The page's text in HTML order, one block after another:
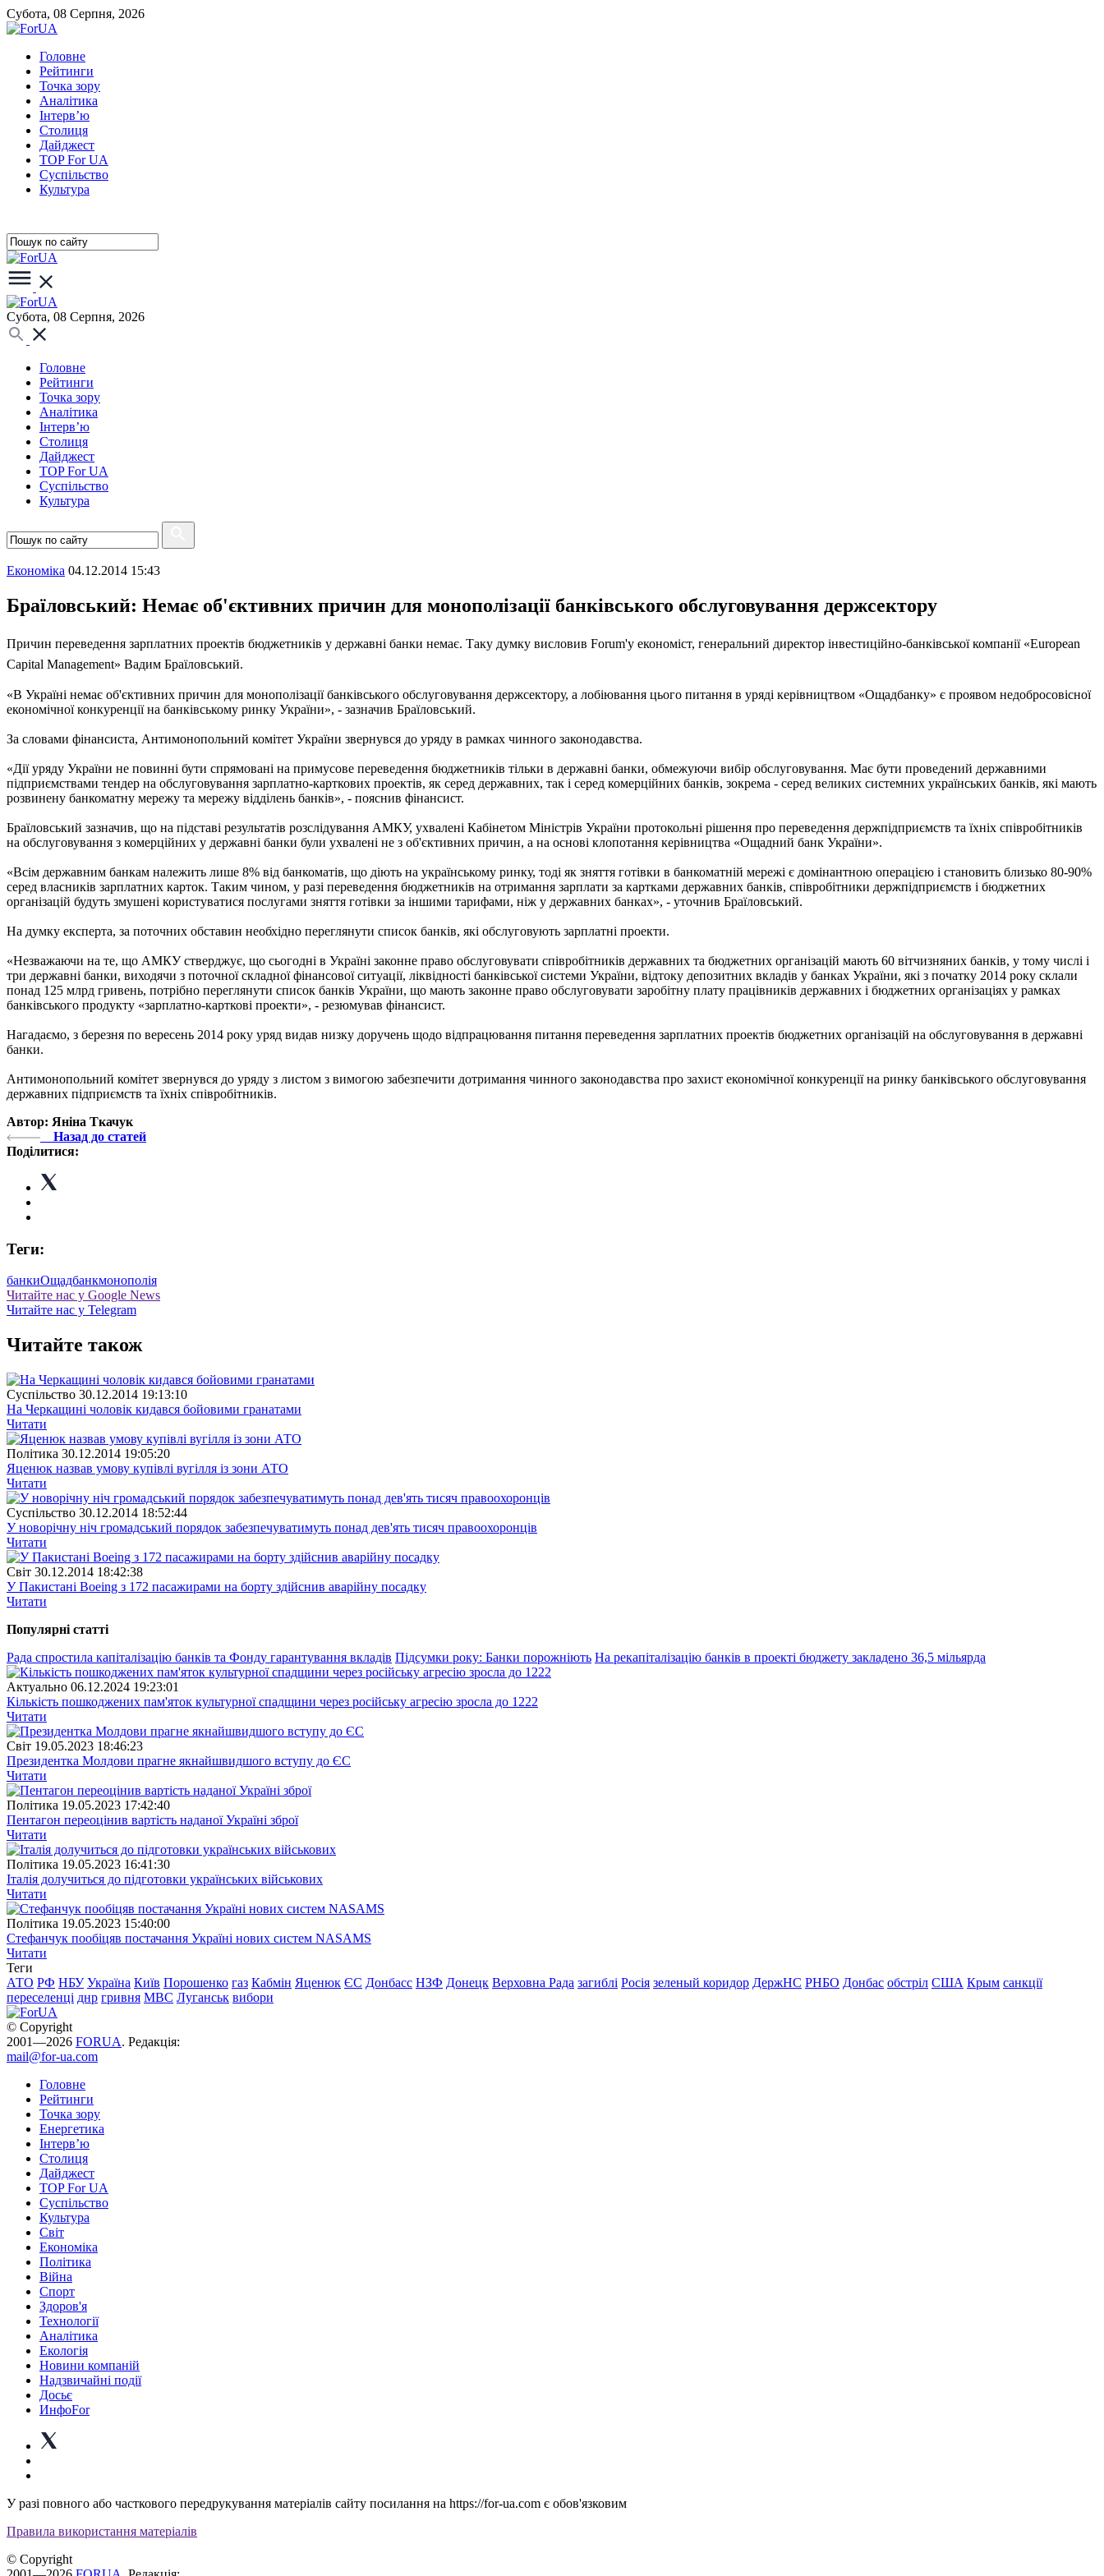
Субота, 08 Серпня, 2026
Головне
Рейтинги
Точка зору
Аналітика
Інтерв’ю
Столиця
Дайджест
TOP For UA
Суспiльство
Культура
Субота, 08 Серпня, 2026
Головне
Рейтинги
Точка зору
Аналітика
Інтерв’ю
Столиця
Дайджест
TOP For UA
Суспiльство
Культура
Економіка 04.12.2014 15:43
Браїловський: Немає об'єктивних причин для монополізації банківського обслуговування держсектору
Причин переведення зарплатних проектів бюджетників у державні банки немає. Таку думку висловив Forum'у економіст, генеральний директор інвестиційно-банківської компанії «European
Capital Management» Вадим Браїловський.
«В Україні немає об'єктивних причин для монополізації банківського обслуговування держсектору, а лобіювання цього питання в уряді керівництвом «Ощадбанку» є проявом недобросовісної
економічної конкуренції на банківському ринку України», - зазначив Браїловський.
За словами фінансиста, Антимонопольний комітет України звернувся до уряду в рамках чинного законодавства.
«Дії уряду України не повинні бути спрямовані на примусове переведення бюджетників тільки в державні банки, обмежуючи вибір обслуговування. Має бути проведений державними
підприємствами тендер на обслуговування зарплатно-карткових проектів, як серед державних, так і серед комерційних банків, зокрема - серед великих системних українських банків, які мають
розвинену банкоматну мережу та мережу відділень банків», - пояснив фінансист.
Браїловський зазначив, що на підставі результатів розслідування АМКУ, ухвалені Кабінетом Міністрів України протокольні рішення про переведення держпідприємств та їхніх співробітників
на обслуговування з комерційних у державні банки були ухвалені не з об'єктивних причин, а на основі клопотання керівництва «Ощадний банк України».
«Всім державним банкам належить лише 8% від банкоматів, що діють на українському ринку, тоді як зняття готівки в банкоматній мережі є домінантною операцією і становить близько 80-90%
серед власників зарплатних карток. Таким чином, у разі переведення бюджетників на отримання зарплати за картками державних банків, співробітники держпідприємств і бюджетних
організацій будуть змушені користуватися послугами зняття готівки за іншими тарифами, ніж у державних банках», - уточнив Браїловський.
На думку експерта, за поточних обставин необхідно переглянути список банків, які обслуговують зарплатні проекти.
«Незважаючи на те, що АМКУ стверджує, що сьогодні в Україні законне право обслуговувати співробітників державних та бюджетних організацій мають 60 вітчизняних банків, у тому числі і
три державні банки, виходячи з поточної складної фінансової ситуації, ліквідності банківської системи України, відтоку депозитних вкладів у банках України, які з початку 2014 року склали
понад 125 млрд гривень, потрібно переглянути список банків України, що мають законне право обслуговувати заробітну плату працівників державних і бюджетних організаціях у рамках
банківського продукту «зарплатно-карткові проекти», - резюмував фінансист.
Нагадаємо, з березня по вересень 2014 року уряд видав низку доручень щодо відпрацювання питання переведення зарплатних проектів бюджетних організацій на обслуговування в державні
банки.
Антимонопольний комітет звернувся до уряду з листом з вимогою забезпечити дотримання чинного законодавства про захист економічної конкуренції на ринку банківського обслуговування
державних підприємств та їхніх співробітників.
Автор: Яніна Ткачук
Назад до статей
Поділитися:
Теги:
банкиОщадбанкмонополія
Читайте нас у Google News
Читайте нас у Telegram
Читайте також
Суспiльство 30.12.2014 19:13:10
На Черкащині чоловік кидався бойовими гранатами
Читати
Полiтика 30.12.2014 19:05:20
Яценюк назвав умову купівлі вугілля із зони АТО
Читати
Суспiльство 30.12.2014 18:52:44
У новорічну ніч громадський порядок забезпечуватимуть понад дев'ять тисяч правоохоронців
Читати
Свiт 30.12.2014 18:42:38
У Пакистані Boeing з 172 пасажирами на борту здійснив аварійну посадку
Читати
Популярнi статтi
Рада спростила капіталізацію банків та Фонду гарантування вкладів Підсумки року: Банки порожніють На рекапіталізацію банків в проекті бюджету закладено 36,5 мільярда
Актуально 06.12.2024 19:23:01
Кількість пошкоджених пам'яток культурної спадщини через російську агресію зросла до 1222
Читати
Свiт 19.05.2023 18:46:23
Президентка Молдови прагне якнайшвидшого вступу до ЄС
Читати
Полiтика 19.05.2023 17:42:40
Пентагон переоцінив вартість наданої Україні зброї
Читати
Полiтика 19.05.2023 16:41:30
Італія долучиться до підготовки українських військових
Читати
Полiтика 19.05.2023 15:40:00
Стефанчук пообіцяв постачання Україні нових систем NASAMS
Читати
Теги
АТО РФ НБУ Україна Київ Порошенко газ Кабмін Яценюк ЄС Донбасс НЗФ Донецк Верховна Рада загиблі Росія зеленый коридор ДержНС РНБО Донбас обстріл США Крым санкції
переселенці днр гривня МВС Луганськ вибори
© Copyright
2001—2026 FORUA. Редакція:
mail@for-ua.com
Головне
Рейтинги
Точка зору
Енергетика
Інтерв’ю
Столиця
Дайджест
TOP For UA
Суспiльство
Культура
Світ
Економіка
Політика
Війна
Спорт
Здоров'я
Технології
Аналітика
Екологія
Новини компаній
Надзвичайні події
Досьє
ИнфоFor
У разі повного або часткового передрукування матеріалів сайту посилання на https://for-ua.com є обов'язковим
Правила використання матеріалів
© Copyright